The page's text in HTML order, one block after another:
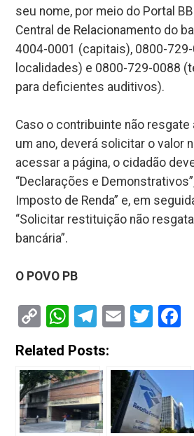
seu nome, por meio do Portal
Central de Relacionamento do
4004-0001 (capitais), 0800-
localidades) e 0800-729-0088
para deficientes auditivos).
Caso o contribuinte não
um ano, deverá solicitar o valor
acessar a página, o cidadão
“Declarações e
Imposto de Renda” e, em
“Solicitar restituição não
bancária”.
O POVO PB
Copy
Link
WhatsApp
Telegram
Email
Related Posts: